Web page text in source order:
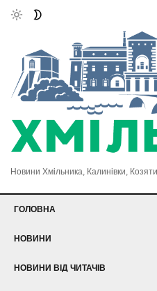
Новини Хмільника, Калинівки,
ГОЛОВНА
НОВИНИ
НОВИНИ ВІД ЧИТАЧІВ